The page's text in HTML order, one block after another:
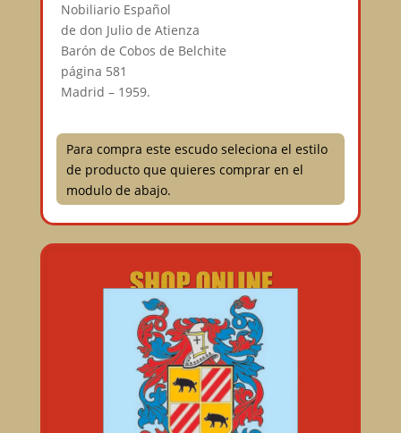
Nobiliario Español⠀
de don Julio de Atienza⠀
Barón de Cobos de Belchite⠀
página 581⠀
Madrid – 1959.⠀
Para compra este escudo seleciona el estilo
de producto que quieres comprar en el
modulo de abajo.